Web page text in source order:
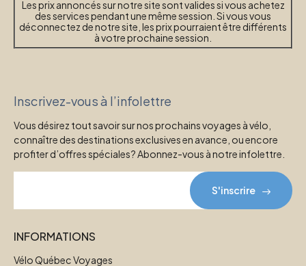
Les prix annoncés sur notre site sont valides si vous achetez
des services pendant une même session. Si vous vous
déconnectez de notre site, les prix pourraient être différents
à votre prochaine session.
Inscrivez-vous à l’infolettre
Vous désirez tout savoir sur nos prochains voyages à vélo,
connaître des destinations exclusives en avance, ou encore
profiter d’offres spéciales? Abonnez-vous à notre infolettre.
S'inscrire
INFORMATIONS
Vélo Québec Voyages